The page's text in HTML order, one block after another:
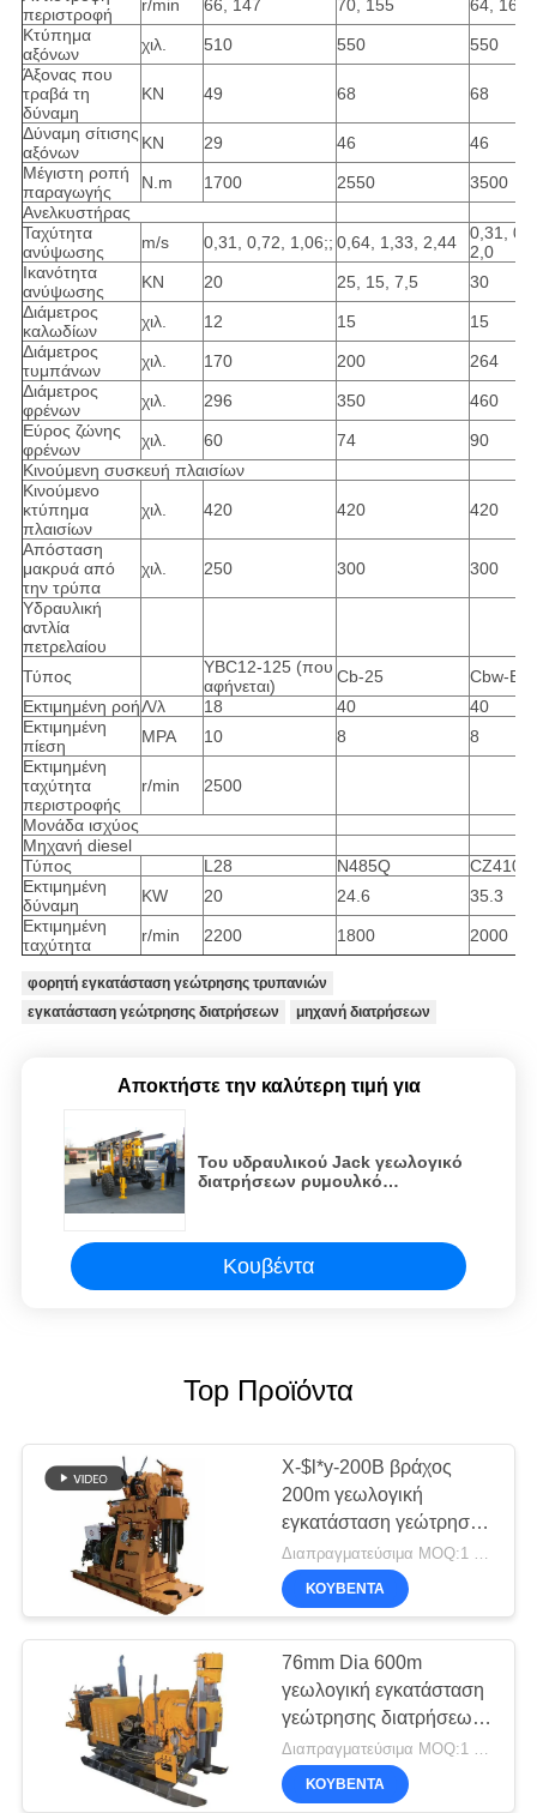
περιστροφή
r/min 66, 147 70, 155
64, 160
Κτύπημα
αξόνων
χιλ. 510 550
550
Άξονας που
τραβά τη
δύναμη
KN 49 68 68
Δύναμη σίτισης
αξόνων
KN 29 46
46
Μέγιστη ροπή
παραγωγής
N.m 1700 2550
3500
Ανελκυστήρας
Ταχύτητα
ανύψωσης
m/s 0,31, 0,72, 1,06;; 0,64, 1,33, 2,44
0,31,
2,0
Ικανότητα
ανύψωσης
KN 20 25, 15, 7,5
30
Διάμετρος
καλωδίων
χιλ. 12 15
15
Διάμετρος
τυμπάνων
χιλ. 170 200
264
Διάμετρος
φρένων
χιλ. 296 350
460
Εύρος ζώνης
φρένων
χιλ. 60 74
90
Κινούμενη συσκευή πλαισίων
Κινούμενο
κτύπημα
πλαισίων
χιλ. 420 420 420
Απόσταση
μακρυά από
την τρύπα
χιλ. 250 300 300
Υδραυλική
αντλία
πετρελαίου
Τύπος
YBC12-125 (που
αφήνεται)
Cb-25
Cbw-
Εκτιμημένη ροήΛ/λ 18 40
40
Εκτιμημένη
πίεση
MPA 10 8
8
Εκτιμημένη
ταχύτητα
περιστροφής
r/min 2500
Μονάδα ισχύος
Μηχανή diesel
Τύπος
L28 N485Q
CZ4102
Εκτιμημένη
δύναμη
KW 20 24.6
35.3
Εκτιμημένη
ταχύτητα
r/min 2200 1800 2000
φορητή εγκατάσταση γεώτρησης τρυπανιών
εγκατάσταση γεώτρησης διατρήσεων
μηχανή διατρήσεων
Αποκτήστε την καλύτερη τιμή για
Του υδραυλικού Jack γεωλογικό
διατρήσεων ρυμουλκό
ελαφρύ
Κουβέντα
Top Προϊόντα
X-$l*y-200B βράχος
200m γεωλογική
εγκατάσταση γεώτρησης
διατρήσεων μηχανών
ZS1115M
Διαπραγματεύσιμα MOQ:1 σύνολο
ΚΟΥΒΈΝΤΑ
76mm Dia 600m
γεωλογική εγκατάσταση
γεώτρησης διατρήσεων
βάθους 35.3KW
Διαπραγματεύσιμα MOQ:1 σύνολο
ΚΟΥΒΈΝΤΑ